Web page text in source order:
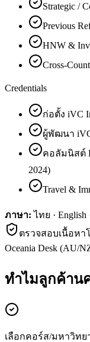
Strategic /
Previous
HNW &
Cross-
Credentials
ก่อตั้ง iVC
ผู้พัฒนา iVC
คอลัมนิสต์
2024)
Travel &
ภาษา: ไทย ·
ตรวจสอบเนื้อหา
Oceania Desk (AU/
ทำไมลูกค้าน
เลือกคอร์ส/มหาวิท